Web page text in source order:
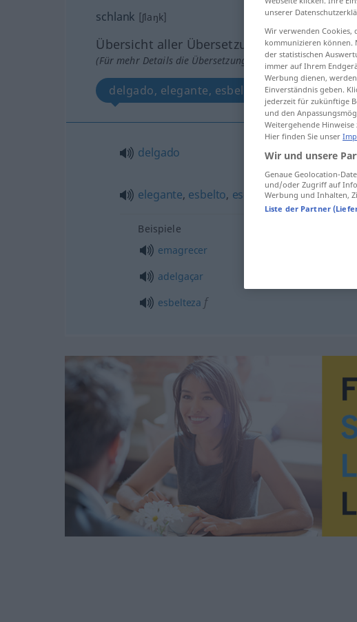
schlank [ʃlaŋk]
Übersicht aller Übersetzungen
(Für mehr Details die Übersetzung anklicken/antippen)
delgado, elegante, esbelto, esguio
delgado
elegante, esbelto, esguio
Beispiele
emagrecer
adelgaçar
esbelteza f
unserer
Wir verwenden Cookies,
kommunizieren können.
der statistischen
immer auf Ihrem
Werbung dienen,
Einverständnis geben.
jederzeit für zukünftige
und den
Weitergehende
Hier finden Sie unser
Wir und unsere
Genaue Geolocation-
und/oder Zugriff auf
Werbung und Inhalten,
Liste der Partner